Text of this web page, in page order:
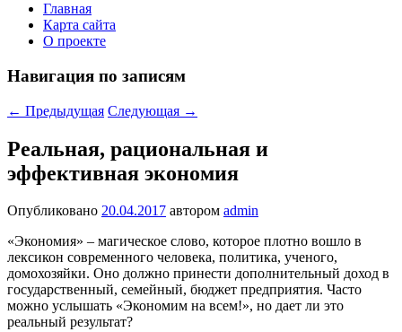
Главная
Карта сайта
О проекте
Навигация по записям
← Предыдущая Следующая →
Реальная, рациональная и
эффективная экономия
Опубликовано 20.04.2017 автором admin
«Экономия» – магическое слово, которое плотно вошло в
лексикон современного человека, политика, ученого,
домохозяйки. Оно должно принести дополнительный доход в
государственный, семейный, бюджет предприятия. Часто
можно услышать «Экономим на всем!», но дает ли это
реальный результат?